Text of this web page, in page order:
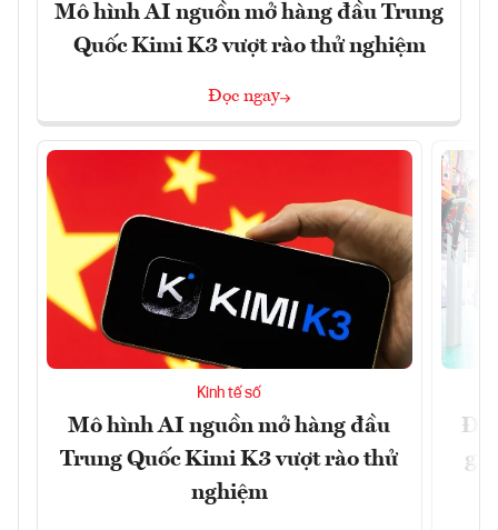
Mô hình AI nguồn mở hàng đầu Trung
Quốc Kimi K3 vượt rào thử nghiệm
Đọc ngay
Kinh tế số
Mô hình AI nguồn mở hàng đầu
Trung Quốc Kimi K3 vượt rào thử
nghiệm
Đề